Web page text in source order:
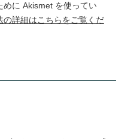
めに Akismet を使ってい
の詳細はこちらをご覧くだ